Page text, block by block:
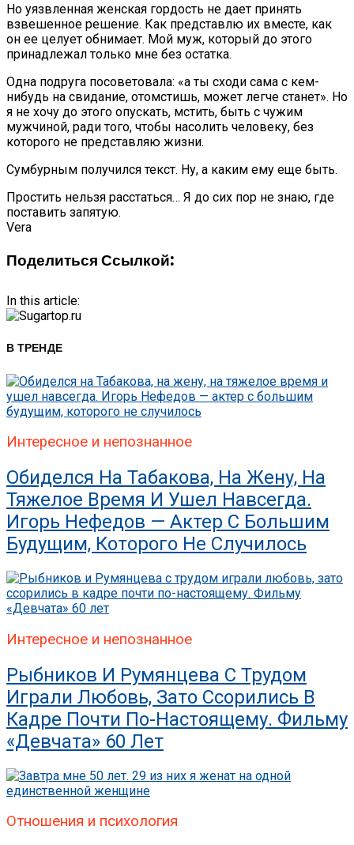
Но уязвленная женская гордость не дает принять
взвешенное решение. Как представлю их вместе, как
он ее целует обнимает. Мой муж, который до этого
принадлежал только мне без остатка.
Одна подруга посоветовала: «а ты сходи сама с кем-
нибудь на свидание, отомстишь, может легче станет». Но
я не хочу до этого опускать, мстить, быть с чужим
мужчиной, ради того, чтобы насолить человеку, без
которого не представляю жизни.
Сумбурным получился текст. Ну, а каким ему еще быть.
Простить нельзя расстаться… Я до сих пор не знаю, где
поставить запятую.
Vera
Поделиться Ссылкой:
In this article:
В ТРЕНДЕ
Интересное и непознанное
Обиделся На Табакова, На Жену, На
Тяжелое Время И Ушел Навсегда.
Игорь Нефедов — Актер С Большим
Будущим, Которого Не Случилось
Интересное и непознанное
Рыбников И Румянцева С Трудом
Играли Любовь, Зато Ссорились В
Кадре Почти По-Настоящему. Фильму
«Девчата» 60 Лет
Отношения и психология